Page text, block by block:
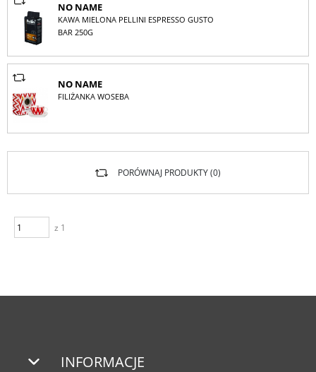
NO NAME
KAWA MIELONA PELLINI ESPRESSO GUSTO
BAR 250G
NO NAME
FILIŻANKA WOSEBA
z 1
PORÓWNAJ PRODUKTY (0)
INFORMACJE